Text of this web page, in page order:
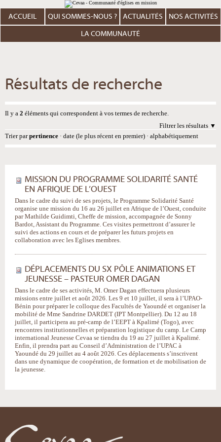
au
contenu.
Aller
personnels
ACCUEIL QUI SOMMES-NOUS ? ACTUALITÉS NOS ACTIVITÉS
LA COMMUNAUTÉ
Résultats de recherche
Il y a 2 éléments qui correspondent à vos termes de recherche.
Filtrer les résultats
Trier par pertinence · date (le plus récent en premier) · alphabétiquement
MISSION DU PROGRAMME SOLIDARITÉ SANTÉ
EN AFRIQUE DE L’OUEST
Dans le cadre du suivi de ses projets, le Programme Solidarité Santé
organise une mission du 16 au 26 juillet en Afrique de l’Ouest, conduite
par Mathilde Guidimti, Cheffe de mission, accompagnée de Sonny
Bardot, Assistant du Programme. Ces visites permettront d’assurer le
suivi des actions en cours et de préparer les futurs projets en
collaboration avec les Eglises membres.
DÉPLACEMENTS DU SX PÔLE ANIMATIONS ET
JEUNESSE – PASTEUR OMER DAGAN
Dans le cadre de ses activités, M. Omer Dagan effectuera plusieurs
missions entre juillet et août 2026. Les 9 et 10 juillet, il sera à l’UPAO-
Bénin pour préparer le colloque des Facultés de Yaoundé et organiser la
mobilité de Mme Sandrine DARDET (IPT Montpellier). Du 12 au 18
juillet, il participera au pré-camp de l’EEPT à Kpalimé (Togo), avec
rencontres institutionnelles et préparation logistique du camp. Le Camp
international Jeunesse Cevaa se tiendra du 19 au 27 juillet à Kpalimé.
Enfin, il prendra part au Conseil d’Administration de l’UPAC à
Yaoundé du 29 juillet au 4 août 2026. Ces déplacements s’inscrivent
dans une dynamique de coopération, de formation et de mobilisation de
la jeunesse.